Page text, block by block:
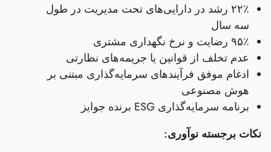
۲۲٪ رشد در دارایی‌های تحت مدیریت در طول
سه سال
۹۵٪ رضایت و نرخ نگهداری مشتری
عدم تخلف از قوانین یا جریمه‌های نظارتی
ادغام موفق فرآیندهای سرمایه‌گذاری مبتنی بر
هوش مصنوعی
برنامه سرمایه‌گذاری ESG برنده جوایز
نکات برجسته نوآوری: